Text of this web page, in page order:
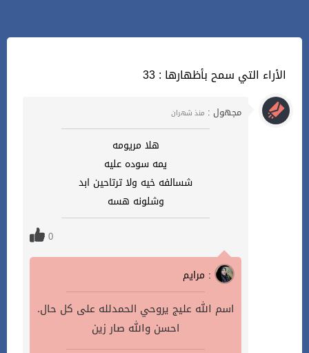
33 : الأراء التي سمح بأظهارها
مجهول : منذ شهران
هلا مريومه
يمه سوده عليه
شسالفه خيه ولا ترتاحين ابد
وشلونه هسه
0
مرايم :
اسم الله عليج يروحي الحمدلله على كل حال.
احسن والله صار زين